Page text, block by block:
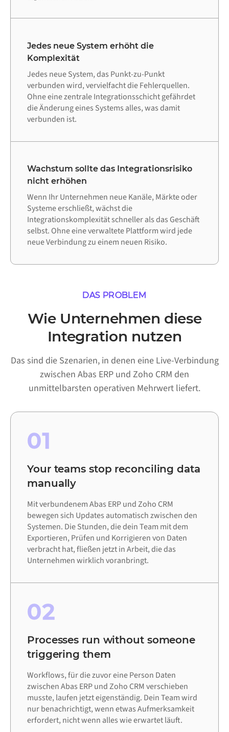
Jedes neue System erhöht die
Komplexität
Jedes neue System, das Punkt-zu-Punkt
verbunden wird, vervielfacht die Fehlerquellen.
Ohne eine zentrale Integrationsschicht gefährdet
die Änderung eines Systems alles, was damit
verbunden ist.
Wachstum sollte das Integrationsrisiko
nicht erhöhen
Wenn Ihr Unternehmen neue Kanäle, Märkte oder
Systeme erschließt, wächst die
Integrationskomplexität schneller als das Geschäft
selbst. Ohne eine verwaltete Plattform wird jede
neue Verbindung zu einem neuen Risiko.
DAS PROBLEM
Wie Unternehmen diese
Integration nutzen
Das sind die Szenarien, in denen eine Live-Verbindung
zwischen Abas ERP und Zoho CRM den
unmittelbarsten operativen Mehrwert liefert.
01
Your teams stop reconciling data
manually
Mit verbundenem Abas ERP und Zoho CRM
bewegen sich Updates automatisch zwischen den
Systemen. Die Stunden, die dein Team mit dem
Exportieren, Prüfen und Korrigieren von Daten
verbracht hat, fließen jetzt in Arbeit, die das
Unternehmen wirklich voranbringt.
02
Processes run without someone
triggering them
Workflows, für die zuvor eine Person Daten
zwischen Abas ERP und Zoho CRM verschieben
musste, laufen jetzt eigenständig. Dein Team wird
nur benachrichtigt, wenn etwas Aufmerksamkeit
erfordert, nicht wenn alles wie erwartet läuft.